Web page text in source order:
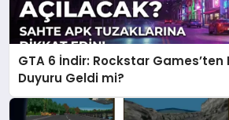
GTA 6 İndir: Rockstar Games’ten
Duyuru Geldi mi?